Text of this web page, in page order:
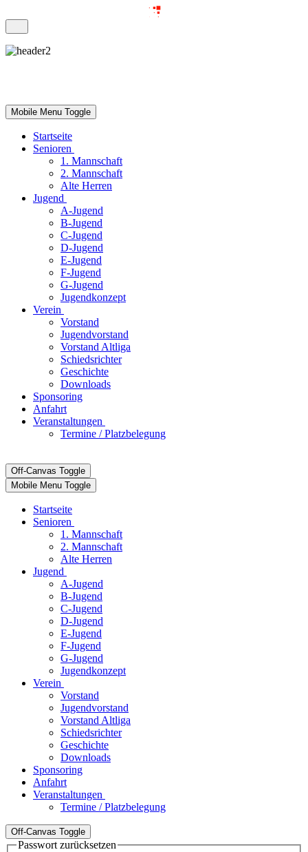
Mobile Menu Toggle
Startseite
Senioren
1. Mannschaft
2. Mannschaft
Alte Herren
Jugend
A-Jugend
B-Jugend
C-Jugend
D-Jugend
E-Jugend
F-Jugend
G-Jugend
Jugendkonzept
Verein
Vorstand
Jugendvorstand
Vorstand Altliga
Schiedsrichter
Geschichte
Downloads
Sponsoring
Anfahrt
Veranstaltungen
Termine / Platzbelegung
Off-Canvas Toggle
Mobile Menu Toggle
Startseite
Senioren
1. Mannschaft
2. Mannschaft
Alte Herren
Jugend
A-Jugend
B-Jugend
C-Jugend
D-Jugend
E-Jugend
F-Jugend
G-Jugend
Jugendkonzept
Verein
Vorstand
Jugendvorstand
Vorstand Altliga
Schiedsrichter
Geschichte
Downloads
Sponsoring
Anfahrt
Veranstaltungen
Termine / Platzbelegung
Off-Canvas Toggle
Passwort zurücksetzen